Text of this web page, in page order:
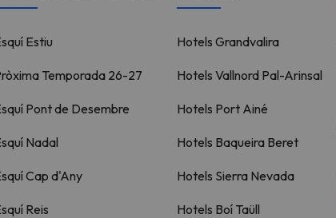
Estiu
Temporada 26-27
Pont de Desembre
Nadal
Cap d'Any
Reis
Hotels Grandvalira
Hotels Vallnord Pal-Arinsal
Hotels Port Ainé
Hotels Baqueira Beret
Hotels Sierra Nevada
Hotels Boí Taüll